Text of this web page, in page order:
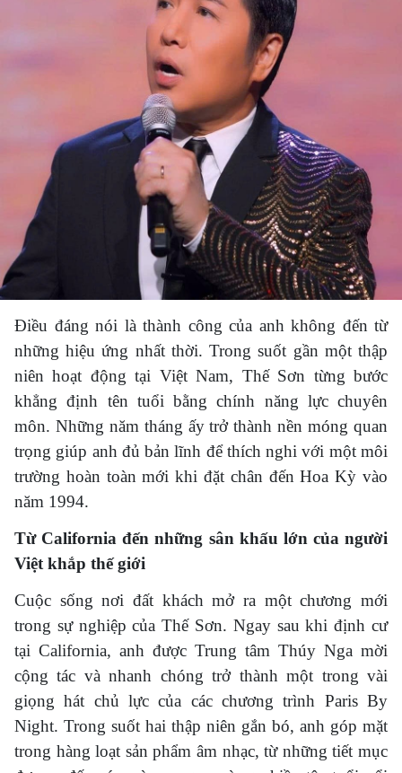
Điều đáng nói là thành công của anh không đến từ
những hiệu ứng nhất thời. Trong suốt gần một thập
niên hoạt động tại Việt Nam, Thế Sơn từng bước
khẳng định tên tuổi bằng chính năng lực chuyên
môn. Những năm tháng ấy trở thành nền móng quan
trọng giúp anh đủ bản lĩnh để thích nghi với một môi
trường hoàn toàn mới khi đặt chân đến Hoa Kỳ vào
năm 1994.
Từ California đến những sân khấu lớn của người
Việt khắp thế giới
Cuộc sống nơi đất khách mở ra một chương mới
trong sự nghiệp của Thế Sơn. Ngay sau khi định cư
tại California, anh được Trung tâm Thúy Nga mời
cộng tác và nhanh chóng trở thành một trong vài
giọng hát chủ lực của các chương trình Paris By
Night. Trong suốt hai thập niên gắn bó, anh góp mặt
trong hàng loạt sản phẩm âm nhạc, từ những tiết mục